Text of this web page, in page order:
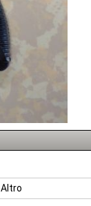
Altro